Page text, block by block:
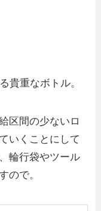
貴重なボトル。
区間の少ないロ
いくことにして
輪行袋やツール
ので。